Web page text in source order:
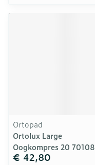
Ortopad
Ortolux Large
Oogkompres 20 70108
€ 42,80